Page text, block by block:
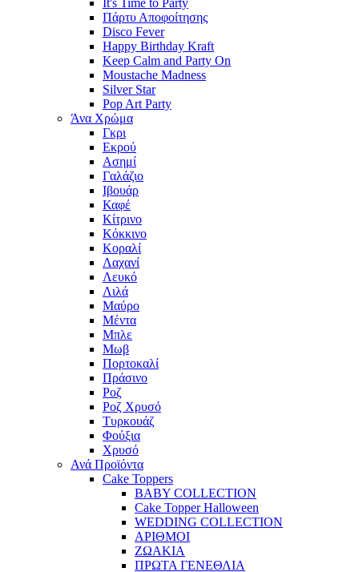
Πάρτυ Αποφοίτησης
Disco Fever
Happy Birthday Kraft
Keep Calm and Party On
Moustache Madness
Silver Star
Pop Art Party
Άνα Χρώμα
Γκρι
Εκρού
Ασημί
Γαλάζιο
Ιβουάρ
Καφέ
Κίτρινο
Κόκκινο
Κοραλί
Λαχανί
Λευκό
Λιλά
Μαύρο
Μέντα
Μπλε
Μωβ
Πορτοκαλί
Πράσινο
Ροζ
Ροζ Χρυσό
Τυρκουάζ
Φούξια
Χρυσό
Ανά Προϊόντα
Cake Toppers
BABY COLLECTION
Cake Topper Halloween
WEDDING COLLECTION
ΑΡΙΘΜΟΙ
ΖΩΑΚΙΑ
ΠΡΩΤΑ ΓΕΝΕΘΛΙΑ